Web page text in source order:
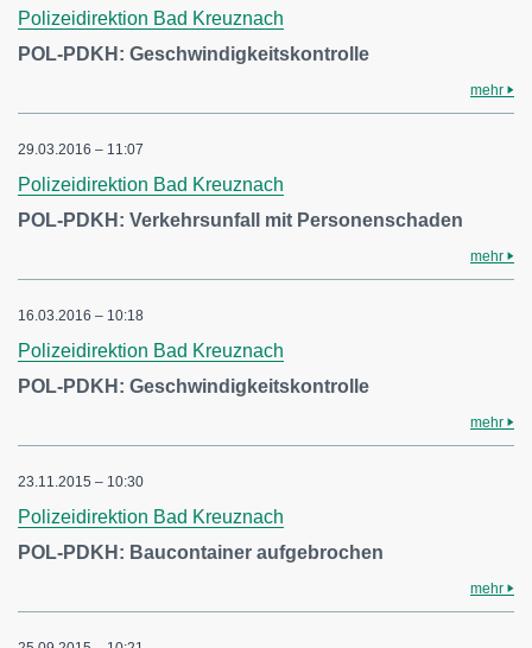
Polizeidirektion Bad Kreuznach
POL-PDKH: Geschwindigkeitskontrolle
mehr
29.03.2016 – 11:07
Polizeidirektion Bad Kreuznach
POL-PDKH: Verkehrsunfall mit Personenschaden
mehr
16.03.2016 – 10:18
Polizeidirektion Bad Kreuznach
POL-PDKH: Geschwindigkeitskontrolle
mehr
23.11.2015 – 10:30
Polizeidirektion Bad Kreuznach
POL-PDKH: Baucontainer aufgebrochen
mehr